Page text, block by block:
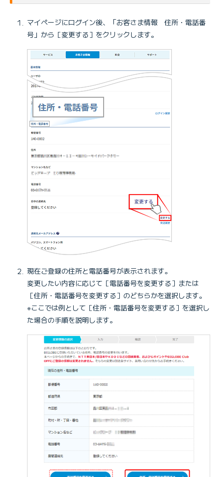
マイページにログイン後、「お客さま情報 住所・電話番
号」から［変更する］をクリックします。
現在ご登録の住所と電話番号が表示されます。
変更したい内容に応じて［電話番号を変更する］または
［住所・電話番号を変更する］のどちらかを選択します。
※ここでは例として［住所・電話番号を変更する］を選択し
た場合の手順を説明します。